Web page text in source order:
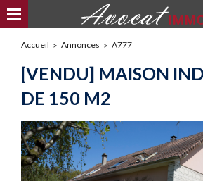
Accueil Annonces A777
[VENDU] MAISON
DE 150 M2